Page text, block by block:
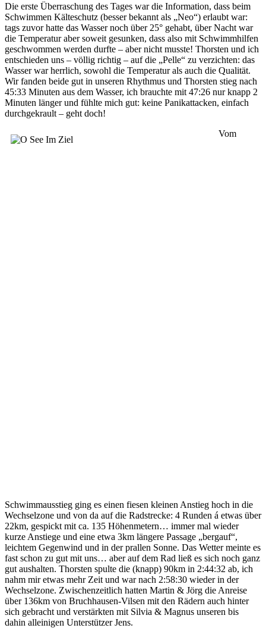
Die erste Überraschung des Tages war die Information, dass beim
Schwimmen Kälteschutz (besser bekannt als „Neo“) erlaubt war:
tags zuvor hatte das Wasser noch über 25° gehabt, über Nacht war
die Temperatur aber soweit gesunken, dass also mit Schwimmhilfen
geschwommen werden durfte – aber nicht musste! Thorsten und ich
entschieden uns – völlig richtig – auf die „Pelle“ zu verzichten: das
Wasser war herrlich, sowohl die Temperatur als auch die Qualität.
Wir fanden beide gut in unseren Rhythmus und Thorsten stieg nach
45:33 Minuten aus dem Wasser, ich brauchte mit 47:26 nur knapp 2
Minuten länger und fühlte mich gut: keine Panikattacken, einfach
durchgekrault – geht doch!
Vom
Schwimmausstieg ging es einen fiesen kleinen Anstieg hoch in die
Wechselzone und von da auf die Radstrecke: 4 Runden á etwas über
22km, gespickt mit ca. 135 Höhenmetern… immer mal wieder
kurze Anstiege und eine etwa 3km längere Passage „bergauf“,
leichtem Gegenwind und in der prallen Sonne. Das Wetter meinte es
fast schon zu gut mit uns… aber auf dem Rad ließ es sich noch ganz
gut aushalten. Thorsten spulte die (knapp) 90km in 2:44:32 ab, ich
nahm mir etwas mehr Zeit und war nach 2:58:30 wieder in der
Wechselzone. Zwischenzeitlich hatten Martin & Jörg die Anreise
über 136km von Bruchhausen-Vilsen mit den Rädern auch hinter
sich gebracht und verstärkten mit Silvia & Magnus unseren bis
dahin alleinigen Unterstützer Jens.